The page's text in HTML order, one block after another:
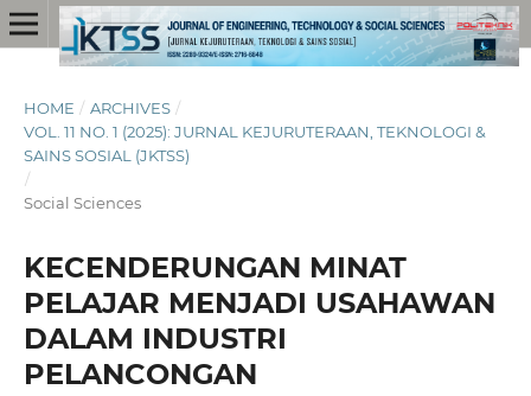
HOME / ARCHIVES /
VOL. 11 NO. 1 (2025): JURNAL KEJURUTERAAN, TEKNOLOGI &
SAINS SOSIAL (JKTSS)
/
Social Sciences
KECENDERUNGAN MINAT
PELAJAR MENJADI USAHAWAN
DALAM INDUSTRI
PELANCONGAN